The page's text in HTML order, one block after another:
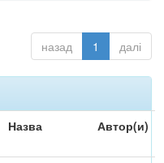
назад 1 далі
Назва Автор(и)